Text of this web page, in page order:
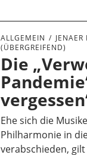
ALLGEMEIN
(ÜBERGREIFEND)
Die
Ehe sich die
Philharmonie in
verabschieden,